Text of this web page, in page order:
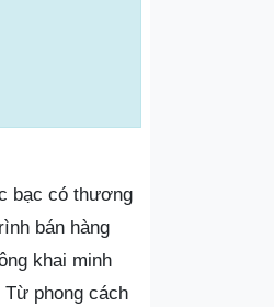
bạc có thương
bán hàng
khai minh
phong cách